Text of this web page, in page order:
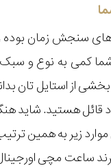
های سنجش زمان
کمی به نوع و
از استایل تان
هستید. شاید
موارد زیر به
ساعت مچی